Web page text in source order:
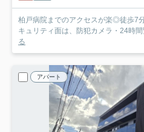
柏戸病院までのアクセスが楽◎徒歩7
キュリティ面は、防犯カメラ・24時
る
アパート